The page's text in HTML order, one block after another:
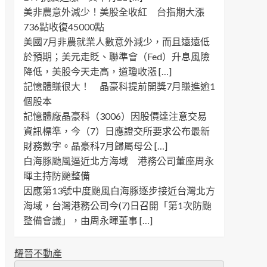
美非農意外減少！美股全收紅 台指期大漲
736點收復45000點
美國7月非農就業人數意外減少，而且遠遠低
於預期；美元走貶、聯準會（Fed）升息風險
降低，美股今天走高，道瓊收漲 […]
記憶體賺很大！ 晶豪科提前開獎7月賺進逾1
個股本
記憶體廠晶豪科（3006）因股價達注意交易
資訊標準，今（7）日應證交所要求公布最新
財務數字。晶豪科7月歸屬母公 […]
白海豚颱風逼近北方海域 港務公司董座周永
暉主持防颱整備
因應第13號中度颱風白海豚逐步接近台灣北方
海域，台灣港務公司今(7)日召開「第1次防颱
整備會議」，由周永暉董事 […]
耀晉不動產